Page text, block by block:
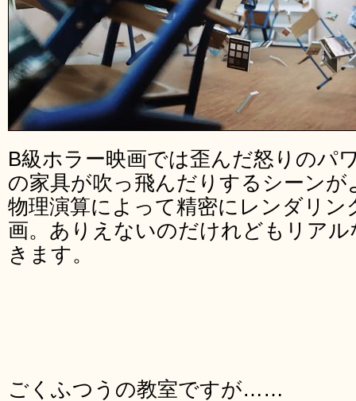
B級ホラー映画では歪んだ怒りのパ
の家具が吹っ飛んだりするシーン
物理演算によって精密にレンダリ
画。ありえないのだけれどもリア
きます。
ごくふつうの教室ですが……